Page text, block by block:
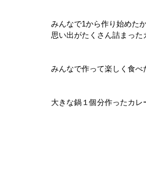
みんなで1から作り始めたか
思い出がたくさん詰まっ
みんなで作って楽しく食
大きな鍋１個分作ったカ